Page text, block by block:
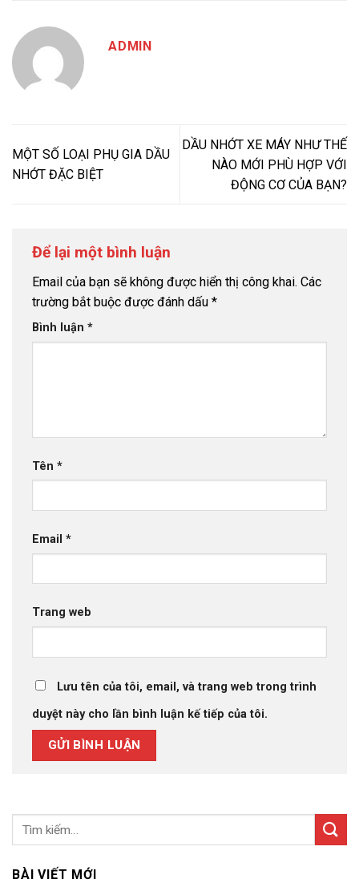
ADMIN
MỘT SỐ LOẠI PHỤ GIA DẦU
NHỚT ĐẶC BIỆT
DẦU NHỚT XE MÁY NHƯ THẾ
NÀO MỚI PHÙ HỢP VỚI
ĐỘNG CƠ CỦA BẠN?
Để lại một bình luận
Email của bạn sẽ không được hiển thị công khai. Các
trường bắt buộc được đánh dấu *
Bình luận *
Tên *
Email *
Trang web
Lưu tên của tôi, email, và trang web trong trình
duyệt này cho lần bình luận kế tiếp của tôi.
BÀI VIẾT MỚI